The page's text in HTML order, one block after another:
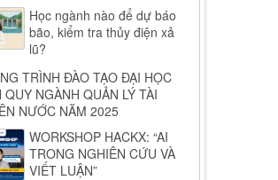
Học ngành nào để dự báo
bão, kiểm tra thủy điện xả
lũ?
TRÌNH ĐÀO TẠO ĐẠI HỌC
QUY NGÀNH QUẢN LÝ TÀI
NƯỚC NĂM 2025
WORKSHOP HACKX: “AI
TRONG NGHIÊN CỨU VÀ
VIẾT LUẬN”